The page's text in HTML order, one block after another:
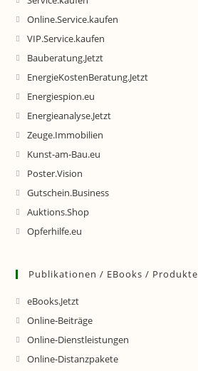
Online.Service.kaufen
VIP.Service.kaufen
Bauberatung.Jetzt
EnergieKostenBeratung.Jetzt
Energiespion.eu
Energieanalyse.Jetzt
Zeuge.Immobilien
Kunst-am-Bau.eu
Poster.Vision
Gutschein.Business
Auktions.Shop
Opferhilfe.eu
Publikationen / EBooks / Produkte
eBooks.Jetzt
Online-Beiträge
Online-Dienstleistungen
Online-Distanzpakete